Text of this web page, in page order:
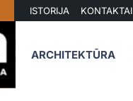
ISTORIJA KONTAKTAI
ARCHITEKTŪRA